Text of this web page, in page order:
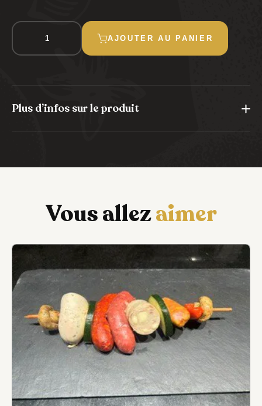
quantité
PATE
CAMPAGNE
AJOUTER AU PANIER
Plus d’infos sur le produit
Vous allezaimer